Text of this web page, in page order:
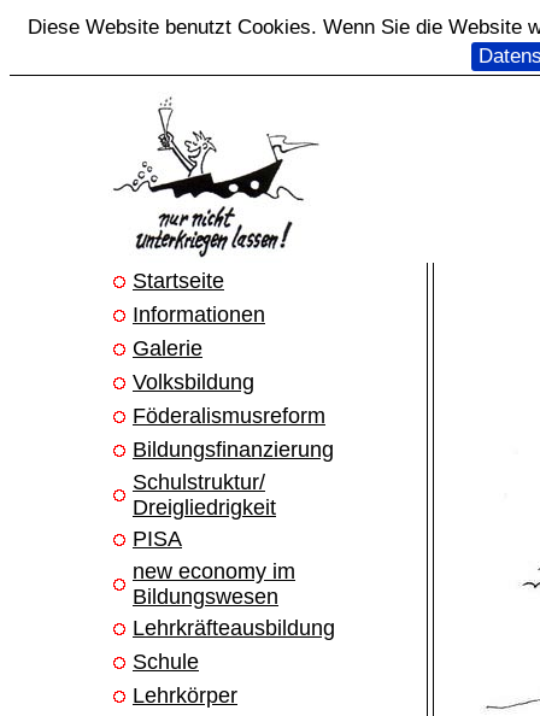
Diese Website benutzt Cookies. Wenn Sie die Website
Startseite
Informationen
Galerie
Volksbildung
Föderalismusreform
Bildungsfinanzierung
Schulstruktur/
Dreigliedrigkeit
PISA
new economy im
Bildungswesen
Lehrkräfteausbildung
Schule
Lehrkörper